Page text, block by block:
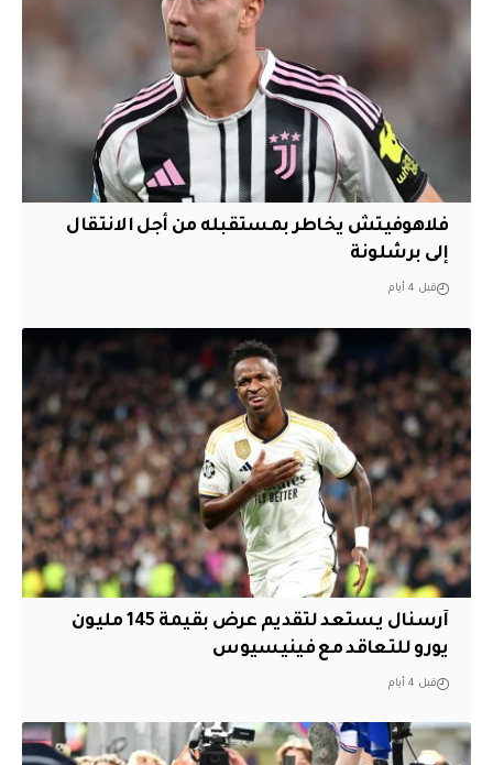
فلاهوفيتش يخاطر بمستقبله من أجل الانتقال
إلى برشلونة
قبل 4 أيام
آرسنال يستعد لتقديم عرض بقيمة 145 مليون
يورو للتعاقد مع فينيسيوس
قبل 4 أيام